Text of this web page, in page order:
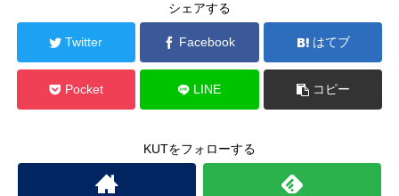
シェアする
Twitter Facebook はてブ
Pocket LINE コピー
KUTをフォローする